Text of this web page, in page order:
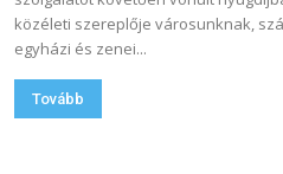
közéleti szereplője városunknak,
egyházi és zenei...
Tovább